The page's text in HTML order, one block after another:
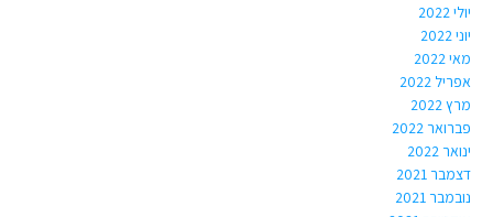
יולי 2022
יוני 2022
מאי 2022
אפריל 2022
מרץ 2022
פברואר 2022
ינואר 2022
דצמבר 2021
נובמבר 2021